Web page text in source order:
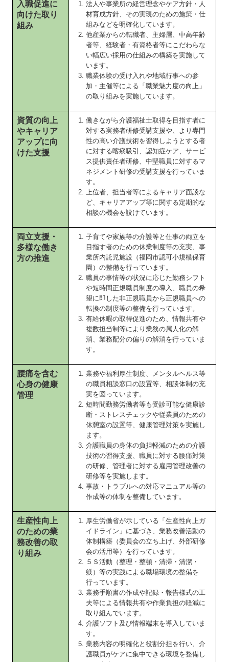
入職促進に
向けた取り
組み
法人や事業所の経営理念やケア方針・人
材育成方針、その実現のための施策・仕
組みなどを明確化しています。
他産業からの転職者、主婦層、中高年齢
者等、経験者・有資格者等にこだわらな
い幅広い採用の仕組みの構築を実施して
います。
職業体験の受け入れや地域行事への参
加・主催等による「職業魅力度の向上」
の取り組みを実施しています。
資質の向上
やキャリア
アップに向
けた支援
働きながら介護福祉士取得を目指す者に
対する実務者研修受講支援や、より専門
性の高い介護技術を習得しようとする者
に対する喀痰吸引、認知症ケア、サービ
ス提供責任者研修、中堅職員に対するマ
ネジメント研修の受講支援を行っていま
す。
上位者、担当者等によるキャリア面談な
ど、キャリアアップ等に関する定期的な
相談の機会を設けています。
両立支援・
多様な働き
方の推進
子育てや家族等の介護等と仕事の両立を
目指す者のための休業制度等の充実、事
業所内託児施設（福岡市認可小規模保育
園）の整備を行っています。
職員の事情等の状況に応じた勤務シフト
や短時間正規職員制度の導入、職員の希
望に即した非正規職員から正規職員への
転換の制度等の整備を行っています。
有給休暇の取得促進のため、情報共有や
複数担当制等により業務の属人化の解
消、業務配分の偏りの解消を行っていま
す。
腰痛を含む
心身の健康
管理
業務や福利厚生制度、メンタルヘルス等
の職員相談窓口の設置等、相談体制の充
実を図っています。
短時間勤務労働者等も受診可能な健康診
断・ストレスチェックや従業員のための
休憩室の設置等、健康管理対策を実施し
ます。
介護職員の身体の負担軽減のための介護
技術の習得支援、職員に対する腰痛対策
の研修、管理者に対する雇用管理改善の
研修等を実施します。
事故・トラブルへの対応マニュアル等の
作成等の体制を整備しています。
生産性向上
のための業
務改善の取
り組み
厚生労働省が示している「生産性向上ガ
イドライン」に基づき、業務改善活動の
体制構築（委員会の立ち上げ、外部研修
会の活用等）を行っています。
５Ｓ活動（整理・整頓・清掃・清潔・
躾）等の実践による職場環境の整備を
行っています。
業務手順書の作成や記録・報告様式の工
夫等による情報共有や作業負担の軽減に
取り組んでいます。
介護ソフト及び情報端末を導入していま
す。
業務内容の明確化と役割分担を行い、介
護職員がケアに集中できる環境を整備し